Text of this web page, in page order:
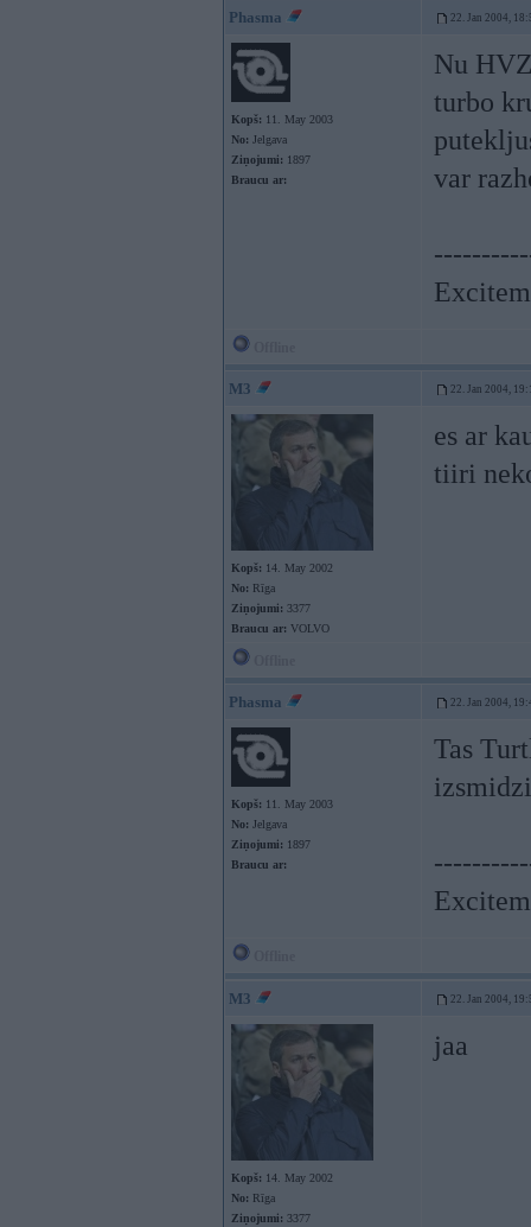
Phasma 22. Jan 2004,
Kopš: 11. May 2003
No: Jelgava
Ziņojumi: 1897
Braucu ar:
Nu
turbo
var
M3 22. Jan 2004,
Kopš: 14. May 2002
No: Rīga
Ziņojumi: 3377
Braucu ar: VOLVO
es ar
tiiri
Phasma 22. Jan 2004,
Kopš: 11. May 2003
No: Jelgava
Ziņojumi: 1897
Braucu ar:
Tas
M3 22. Jan 2004,
Kopš: 14. May 2002
No: Rīga
Ziņojumi: 3377
jaa